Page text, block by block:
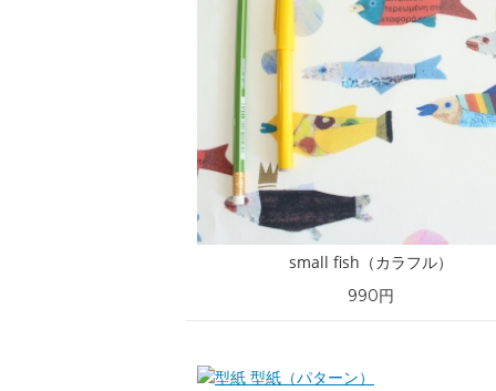
small fish（カラフル）
990円
型紙（パターン）